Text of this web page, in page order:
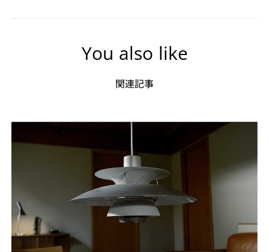
You also like
関連記事